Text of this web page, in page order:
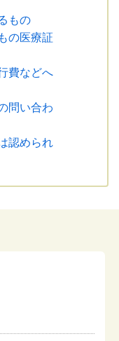
もの
の医療証
費などへ
問い合わ
認められ